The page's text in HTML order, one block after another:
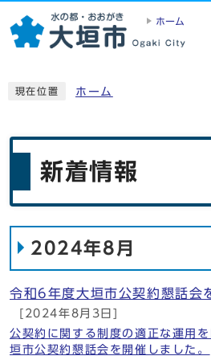
ホーム
現在位置 ホーム
新着情報
2024年8月
令和6年度大垣市公契約懇話会
[2024年8月3日]
公契約に関する制度の適正な運用
垣市公契約懇話会を開催しました。